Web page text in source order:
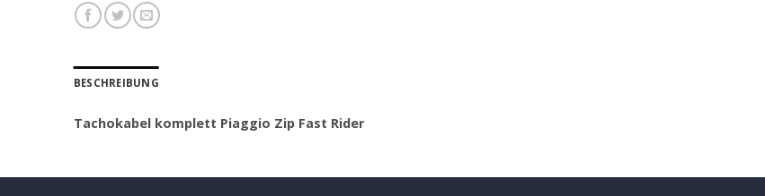
BESCHREIBUNG
Tachokabel komplett Piaggio Zip Fast Rider